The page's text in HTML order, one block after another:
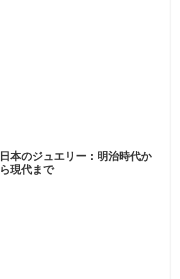
日本のジュエリー：明治時代か
ら現代まで